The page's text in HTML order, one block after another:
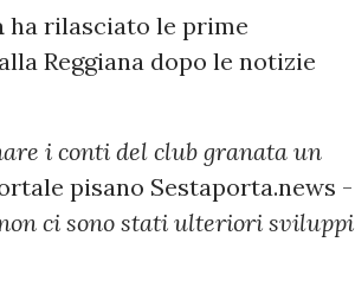
ha rilasciato le prime
Reggiana dopo le notizie
i conti del club granata un
pisano Sestaporta.news -
ci sono stati ulteriori sviluppi